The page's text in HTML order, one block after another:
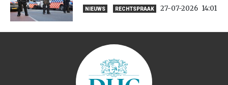
NIEUWS RECHTSPRAAK 27-07-2026 14:01